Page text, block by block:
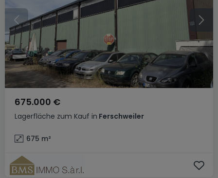
Lagerfläche zum Kauf in Ferschweiler
675.000 €
675 m²